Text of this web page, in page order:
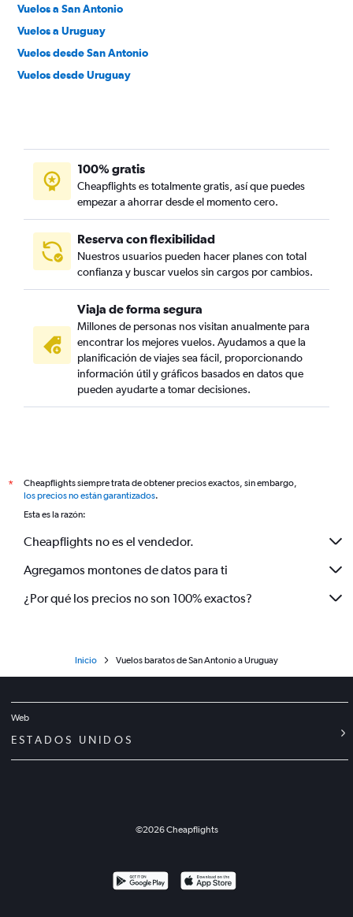
Vuelos a San Antonio
Vuelos a Uruguay
Vuelos desde San Antonio
Vuelos desde Uruguay
100% gratis
Cheapflights es totalmente gratis, así que puedes
empezar a ahorrar desde el momento cero.
Reserva con flexibilidad
Nuestros usuarios pueden hacer planes con total
confianza y buscar vuelos sin cargos por cambios.
Viaja de forma segura
Millones de personas nos visitan anualmente para
encontrar los mejores vuelos. Ayudamos a que la
planificación de viajes sea fácil, proporcionando
información útil y gráficos basados en datos que
pueden ayudarte a tomar decisiones.
*
Cheapflights siempre trata de obtener precios exactos, sin embargo,
los precios no están garantizados.
Esta es la razón:
Cheapflights no es el vendedor.
Agregamos montones de datos para ti
¿Por qué los precios no son 100% exactos?
Inicio Vuelos baratos de San Antonio a Uruguay
Web
ESTADOS UNIDOS
©2026Cheapflights